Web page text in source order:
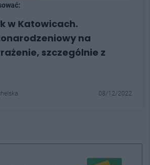
w Katowicach.
na
szczególnie z
08/12/2022